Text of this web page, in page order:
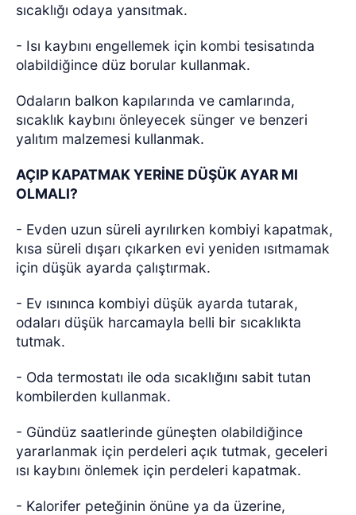
sıcaklığı odaya yansıtmak.
- Isı kaybını engellemek için kombi tesisatında
olabildiğince düz borular kullanmak.
Odaların balkon kapılarında ve camlarında,
sıcaklık kaybını önleyecek sünger ve benzeri
yalıtım malzemesi kullanmak.
AÇIP KAPATMAK YERİNE DÜŞÜK AYAR MI
OLMALI?
- Evden uzun süreli ayrılırken kombiyi kapatmak,
kısa süreli dışarı çıkarken evi yeniden ısıtmamak
için düşük ayarda çalıştırmak.
- Ev ısınınca kombiyi düşük ayarda tutarak,
odaları düşük harcamayla belli bir sıcaklıkta
tutmak.
- Oda termostatı ile oda sıcaklığını sabit tutan
kombilerden kullanmak.
- Gündüz saatlerinde güneşten olabildiğince
yararlanmak için perdeleri açık tutmak, geceleri
ısı kaybını önlemek için perdeleri kapatmak.
- Kalorifer peteğinin önüne ya da üzerine,